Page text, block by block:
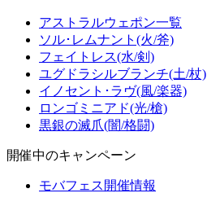
アストラルウェポン一覧
ソル･レムナント(火/斧)
フェイトレス(水/剣)
ユグドラシルブランチ(土/杖)
イノセント･ラヴ(風/楽器)
ロンゴミニアド(光/槍)
黒銀の滅爪(闇/格闘)
開催中のキャンペーン
モバフェス開催情報